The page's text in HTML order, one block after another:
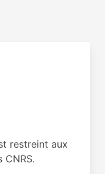
restreint aux
CNRS.